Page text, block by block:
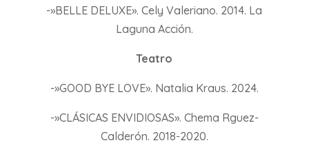
-»BELLE DELUXE». Cely Valeriano. 2014. La
Laguna Acción.
Teatro
-»GOOD BYE LOVE». Natalia Kraus. 2024.
-»CLÁSICAS ENVIDIOSAS». Chema Rguez-
Calderón. 2018-2020.